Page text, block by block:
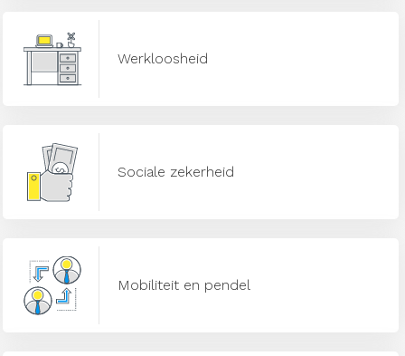
Werkloosheid
Sociale zekerheid
Mobiliteit en pendel